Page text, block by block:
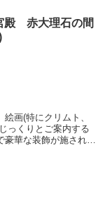
殿 赤大理石の間
画(特にクリムト、
っくりとご案内する
華な装飾が施されて